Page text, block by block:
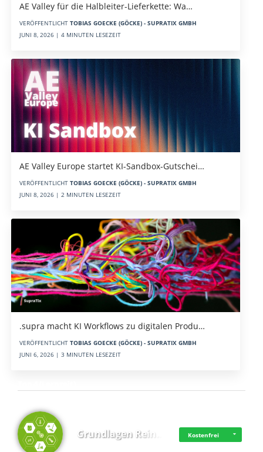
AE Valley für die Halbleiter-Lieferkette: Wa…
VERÖFFENTLICHT TOBIAS GOECKE (GÖCKE) - SUPRATIX GMBH
JUNI 8, 2026 | 4 MINUTEN LESEZEIT
AE Valley Europe startet KI-Sandbox-Gutschei…
VERÖFFENTLICHT TOBIAS GOECKE (GÖCKE) - SUPRATIX GMBH
JUNI 8, 2026 | 2 MINUTEN LESEZEIT
.supra macht KI Workflows zu digitalen Produ…
VERÖFFENTLICHT TOBIAS GOECKE (GÖCKE) - SUPRATIX GMBH
JUNI 6, 2026 | 3 MINUTEN LESEZEIT
Grundlagen Rein… Kostenfrei